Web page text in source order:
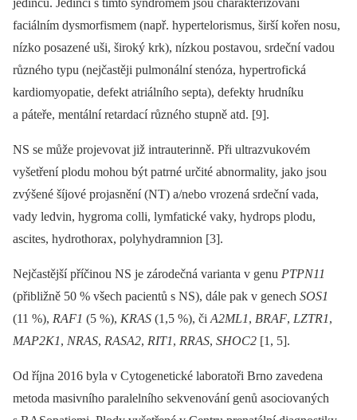
jedinců. Jedinci s tímto syndromem jsou charakterizováni
faciálním dysmorfismem (např. hypertelorismus, širší kořen nosu,
nízko posazené uši, široký krk), nízkou postavou, srdeční vadou
různého typu (nejčastěji pulmonální stenóza, hypertrofická
kardiomyopatie, defekt atriálního septa), defekty hrudníku
a páteře, mentální retardací různého stupně atd. [9].
NS se může projevovat již intrauterinně. Při ultrazvukovém
vyšetření plodu mohou být patrné určité abnormality, jako jsou
zvýšené šíjové projasnění (NT) a/nebo vrozená srdeční vada,
vady ledvin, hygroma colli, lymfatické vaky, hydrops plodu,
ascites, hydrothorax, polyhydramnion [3].
Nejčastější příčinou NS je zárodečná varianta v genu PTPN11
(přibližně 50 % všech pacientů s NS), dále pak v genech SOS1
(11 %), RAF1 (5 %), KRAS (1,5 %), či A2ML1, BRAF, LZTR1,
MAP2K1, NRAS, RASA2, RIT1, RRAS, SHOC2 [1, 5].
Od října 2016 byla v Cytogenetické laboratoři Brno zavedena
metoda masivního paralelního sekvenování genů asociovaných